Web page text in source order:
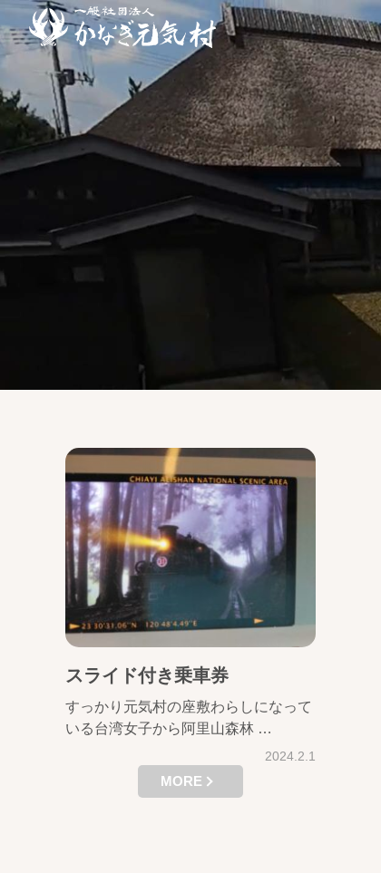
スライド付き乗車券
すっかり元気村の座敷わらしになって
いる台湾女子から阿里山森林 …
2024.2.1
MORE